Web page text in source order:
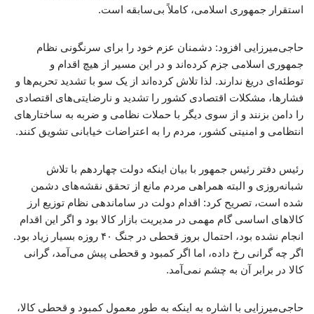
استقرار جمهوری اسلامی، کاملاً بی‌سابقه است.
حاجی‌میرزایی افزود: دشمنان عزم خود را برای سرنگونی نظام
جمهوری اسلامی جزم کرده‌اند و در این مسیر از هیچ اقدام و
توطئه‌ای دریغ ندارند. لذا تلاش کرده‌اند از یک سو با تشدید تحریم‌ها و
فشارها، مشکلات اقتصادی کشور را تشدید و نارضایتی‌های اقتصادی
را دامن بزنند و از سوی دیگر با حملات نظامی و ضربه به ساختارهای
انتظامی و امنیتی کشور، مردم را به اعتراضات خیابانی تشویق کنند.
رئیس دفتر رئیس جمهور با بیان اینکه دولت چهاردهم با تلاش
شبانه‌روزی و البته همراهی مردم مانع از تحقق نقشه‌های دشمن
شده است، تصریح کرد: اقدام دولت در ساماندهی نظام توزیع ارز
کالاهای اساسی گام مهمی در مدیریت بازار کالا بود و اگر این اقدام
انجام نشده بود، احتمال بروز قحطی در جنگ ۴۰ روزه بسیار زیاد بود.
اگر چه گرانی رخ داده، اما اگر کمبود و قحطی پیش می‌آمد، گرانی
کالا در برابر آن به چشم نمی‌آمد.
حاجی‌میرزایی با اشاره به اینکه به طور معمول کمبود و قحطی کالا،